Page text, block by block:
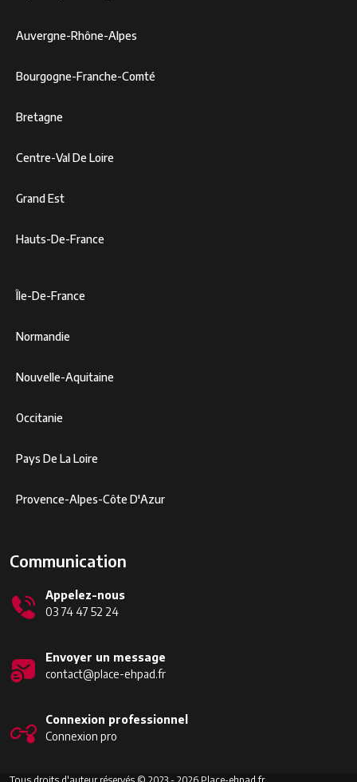
Auvergne-Rhône-Alpes
Bourgogne-Franche-Comté
Bretagne
Centre-Val De Loire
Grand Est
Hauts-De-France
Île-De-France
Normandie
Nouvelle-Aquitaine
Occitanie
Pays De La Loire
Provence-Alpes-Côte D'Azur
Communication
Appelez-nous
03 74 47 52 24
Envoyer un message
contact@place-ehpad.fr
Connexion professionnel
Connexion pro